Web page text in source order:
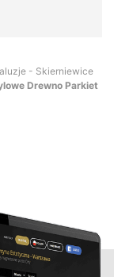
- Skierniewice
Drewno Parkiet